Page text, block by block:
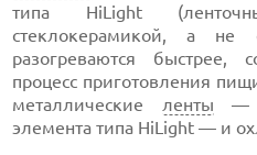
типа HiLight
стеклокерамикой, а не
разогреваются быстрее,
процесс приготовления
металлические ленты —
элемента типа HiLight — и